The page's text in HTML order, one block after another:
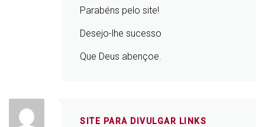
Parabéns pelo site!
Desejo-lhe sucesso
Que Deus abençoe.
SITE PARA DIVULGAR LINKS